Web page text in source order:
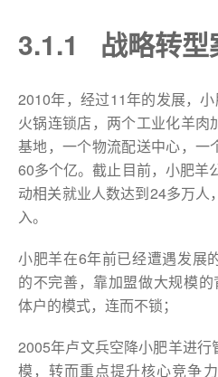
3.1.1 战略转型
2010年，经过11年的发展，
火锅连锁店，两个工业化羊
基地，一个物流配送中心，一
60多个亿。截止目前，小肥羊
动相关就业人数达到24多万
入。
小肥羊在6年前已经遭遇发展
的不完善，靠加盟做大规模
体户的模式，连而不锁；
2005年卢文兵空降小肥羊进
模，转而重点提升核心竞争